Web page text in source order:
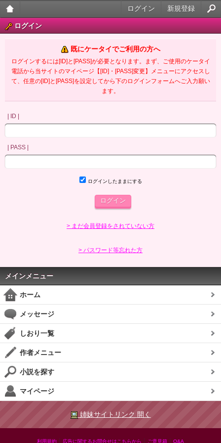
大人
ータ
イ官
新規登録
ログイン
ログイン
既にケータイでご利用の方へ
ログインするには[ID]と[PASS]が必要となります。まず、ご使用のケータイ
電話から当サイトのマイページ【[ID]・[PASS]変更】メニューにアクセスし
て、任意の[ID]と[PASS]を設定してから下のログインフォームへご入力願い
ます。
| ID |
| PASS |
ログインしたままにする
> まだ会員登録をされていない方
> パスワード等忘れた方
メインメニュー
ホーム
メッセージ
しおり一覧
作者メニュー
小説を探す
マイページ
姉妹サイトリンク 開く
利用規約 広告に関するお問合せはこちらから ご意見箱 Q&A